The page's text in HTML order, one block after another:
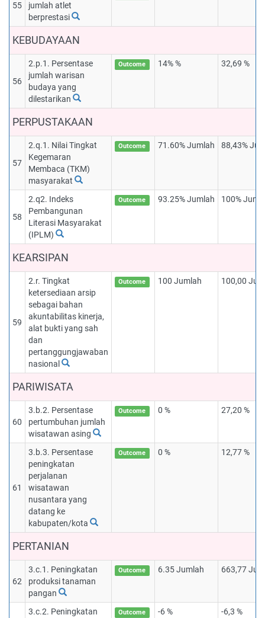
55
jumlah atlet
berprestasi
KEBUDAYAAN
56
2.p.1. Persentase
jumlah warisan
budaya yang
dilestarikan
Outcome 14% % 32,69 %
PERPUSTAKAAN
57
2.q.1. Nilai Tingkat
Kegemaran
Membaca (TKM)
masyarakat
Outcome 71.60% Jumlah 88,43%
58
2.q2. Indeks
Pembangunan
Literasi Masyarakat
(IPLM)
Outcome 93.25% Jumlah 100%
KEARSIPAN
59
2.r. Tingkat
ketersediaan arsip
sebagai bahan
akuntabilitas kinerja,
alat bukti yang sah
dan
pertanggungjawaban
nasional
Outcome 100 Jumlah 100,00
PARIWISATA
60
3.b.2. Persentase
pertumbuhan jumlah
wisatawan asing
Outcome 0 % 27,20 %
61
3.b.3. Persentase
peningkatan
perjalanan
wisatawan
nusantara yang
datang ke
kabupaten/kota
Outcome 0 % 12,77 %
PERTANIAN
62
3.c.1. Peningkatan
produksi tanaman
pangan
Outcome 6.35 Jumlah 663,77
3.c.2. Peningkatan
Outcome -6 % -6,3 %